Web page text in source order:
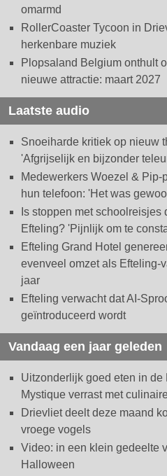
omarmd
RollerCoaster Tycoon in
herkenbare muziek
Plopsaland Belgium onthult
nieuwe attractie: maart 2027
Laatste audio
Snoeiharde kritiek op nieuw
'Afgrijselijk en bijzonder
Medewerkers Woezel & Pip-
hun telefoon: 'Het was
Is stoppen met
Efteling? 'Pijnlijk om te
Efteling Grand Hotel
evenveel omzet als Efteling-
jaar
Efteling verwacht dat AI-
geïntroduceerd wordt
Vandaag een jaar geleden
Uitzonderlijk goed eten in
Mystique verrast met
Drievliet deelt deze maand
vroege vogels
Video: in een klein gedeelte
Halloween